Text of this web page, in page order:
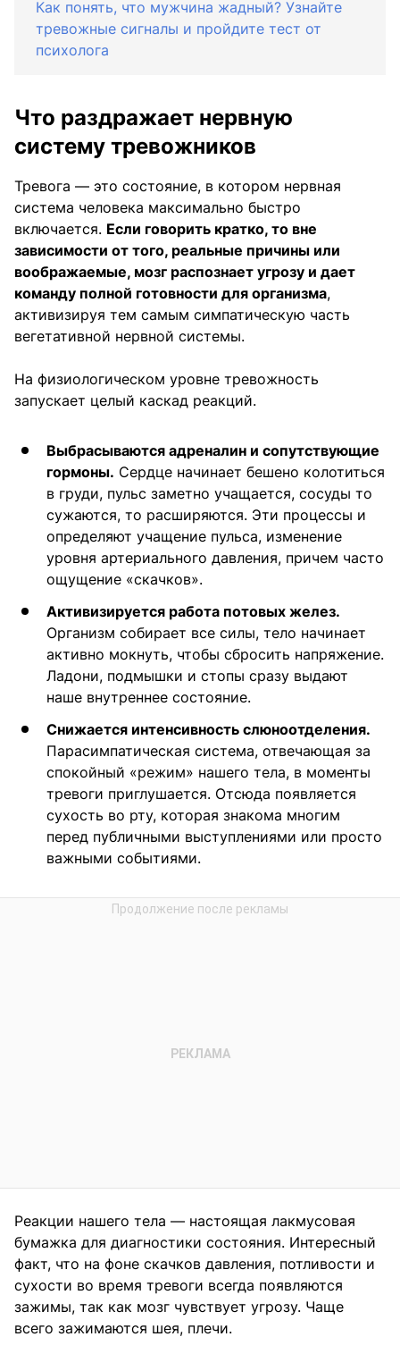
Как понять, что мужчина жадный? Узнайте
тревожные сигналы и пройдите тест от
психолога
Что раздражает нервную
систему тревожников
Тревога — это состояние, в котором нервная
система человека максимально быстро
включается. Если говорить кратко, то вне
зависимости от того, реальные причины или
воображаемые, мозг распознает угрозу и дает
команду полной готовности для организма,
активизируя тем самым симпатическую часть
вегетативной нервной системы.
На физиологическом уровне тревожность
запускает целый каскад реакций.
Выбрасываются адреналин и сопутствующие
гормоны. Сердце начинает бешено колотиться
в груди, пульс заметно учащается, сосуды то
сужаются, то расширяются. Эти процессы и
определяют учащение пульса, изменение
уровня артериального давления, причем часто
ощущение «скачков».
Активизируется работа потовых желез.
Организм собирает все силы, тело начинает
активно мокнуть, чтобы сбросить напряжение.
Ладони, подмышки и стопы сразу выдают
наше внутреннее состояние.
Снижается интенсивность слюноотделения.
Парасимпатическая система, отвечающая за
спокойный «режим» нашего тела, в моменты
тревоги приглушается. Отсюда появляется
сухость во рту, которая знакома многим
перед публичными выступлениями или просто
важными событиями.
Реакции нашего тела — настоящая лакмусовая
бумажка для диагностики состояния. Интересный
факт, что на фоне скачков давления, потливости и
сухости во время тревоги всегда появляются
зажимы, так как мозг чувствует угрозу. Чаще
всего зажимаются шея, плечи.